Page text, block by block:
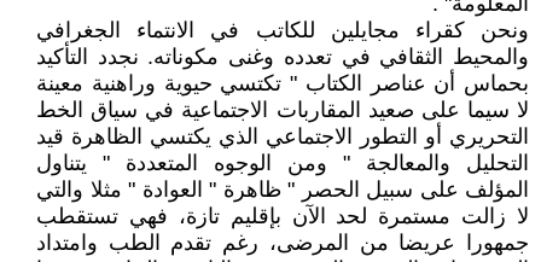
ونحن كقراء مجايلين للكاتب في الانتماء الجغرافي
والمحيط الثقافي في تعدده وغنى مكوناته. نجدد التأكيد
بحماس أن عناصر الكتاب " تكتسي حيوية وراهنية معينة
لا سيما على صعيد المقاربات الاجتماعية في سياق الخط
التحريري أو التطور الاجتماعي الذي يكتسي الظاهرة قيد
التحليل والمعالجة " ومن الوجوه المتعددة " يتناول
المؤلف على سبيل الحصر " ظاهرة " العوادة " مثلا والتي
لا زالت مستمرة لحد الآن بإقليم تازة، فهي تستقطب
جمهورا عريضا من المرضى، رغم تقدم الطب وامتداد